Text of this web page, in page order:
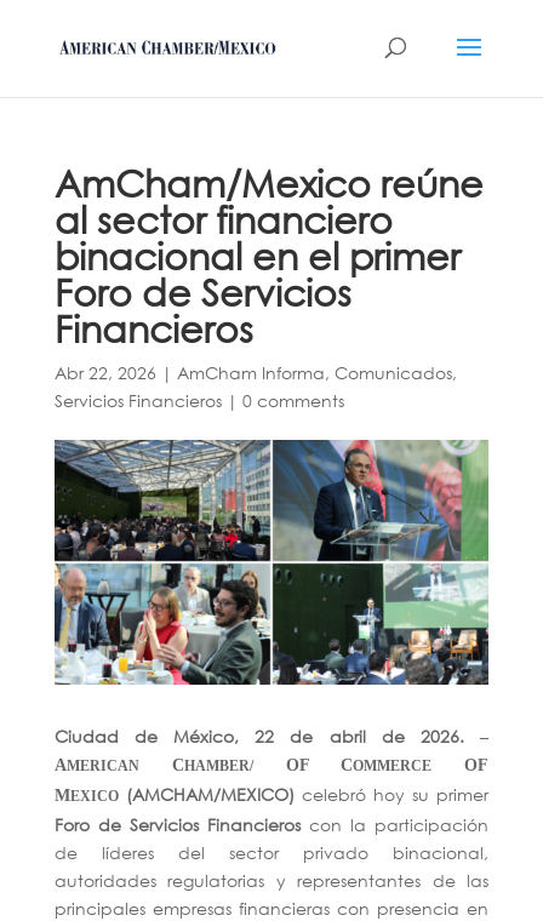
AmCham/Mexico reúne
al sector financiero
binacional en el primer
Foro de Servicios
Financieros
Abr 22, 2026 | AmCham Informa, Comunicados,
Servicios Financieros| 0 comments
Ciudad de México, 22 de abril de 2026. –
AMERICANCHAMBER/OF COMMERCE OF
MEXICO(AMCHAM/MEXICO) celebró hoy su primer
Foro de Servicios Financieroscon la participación
de líderes del sector privado binacional,
autoridades regulatorias y representantes de las
principales empresas financieras con presencia en